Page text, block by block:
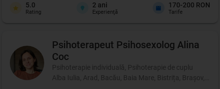
5.0
Rating
2 ani
Experienţă
170-200 RON
Tarife
Psihoterapeut Psihosexolog Alina
Coc
Psihoterapie individuală, Psihoterapie de cuplu
Alba Iulia, Arad, Bacău, Baia Mare, Bistrița, Brașov,